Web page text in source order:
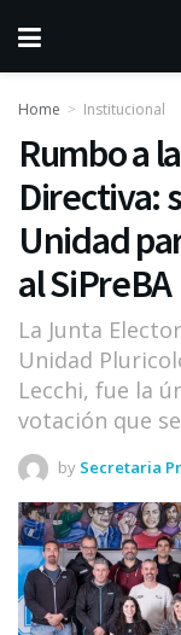
Home Institucional
Rumbo a
Directiva:
Unidad
al SiPreBA
La Junta
Unidad
Lecchi, fue la
votación que
by Secretaria